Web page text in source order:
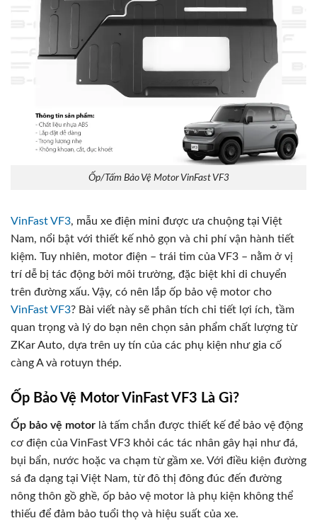
Ốp/Tấm Bảo Vệ Motor VinFast VF3
VinFast VF3, mẫu xe điện mini được ưa chuộng tại Việt
Nam, nổi bật với thiết kế nhỏ gọn và chi phí vận hành tiết
kiệm. Tuy nhiên, motor điện – trái tim của VF3 – nằm ở vị
trí dễ bị tác động bởi môi trường, đặc biệt khi di chuyển
trên đường xấu. Vậy, có nên lắp ốp bảo vệ motor cho
VinFast VF3? Bài viết này sẽ phân tích chi tiết lợi ích, tầm
quan trọng và lý do bạn nên chọn sản phẩm chất lượng từ
ZKar Auto, dựa trên uy tín của các phụ kiện như gia cố
càng A và rotuyn thép.
Ốp Bảo Vệ Motor VinFast VF3 Là Gì?
Ốp bảo vệ motor là tấm chắn được thiết kế để bảo vệ động
cơ điện của VinFast VF3 khỏi các tác nhân gây hại như đá,
bụi bẩn, nước hoặc va chạm từ gầm xe. Với điều kiện đường
sá đa dạng tại Việt Nam, từ đô thị đông đúc đến đường
nông thôn gồ ghề, ốp bảo vệ motor là phụ kiện không thể
thiếu để đảm bảo tuổi thọ và hiệu suất của xe.